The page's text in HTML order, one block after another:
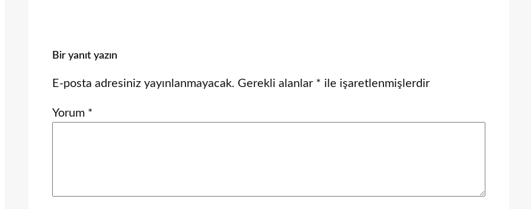
Bir yanıt yazın
E-posta adresiniz yayınlanmayacak. Gerekli alanlar * ile işaretlenmişlerdir
Yorum *